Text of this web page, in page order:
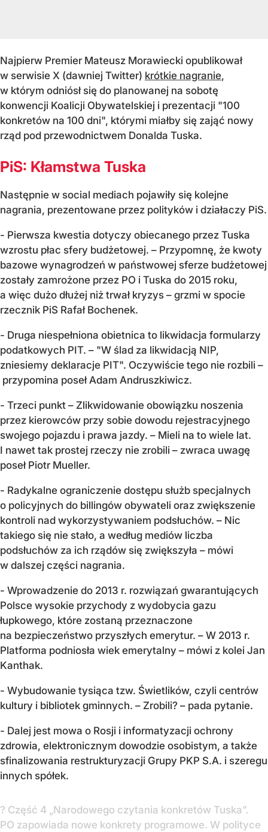
Najpierw Premier Mateusz Morawiecki opublikował
w serwisie X (dawniej Twitter) krótkie nagranie,
w którym odniósł się do planowanej na sobotę
konwencji Koalicji Obywatelskiej i prezentacji "100
konkretów na 100 dni", którymi miałby się zająć nowy
rząd pod przewodnictwem Donalda Tuska.
PiS: Kłamstwa Tuska
Następnie w social mediach pojawiły się kolejne
nagrania, prezentowane przez polityków i działaczy PiS.
- Pierwsza kwestia dotyczy obiecanego przez Tuska
wzrostu płac sfery budżetowej. – Przypomnę, że kwoty
bazowe wynagrodzeń w państwowej sferze budżetowej
zostały zamrożone przez PO i Tuska do 2015 roku,
a więc dużo dłużej niż trwał kryzys – grzmi w spocie
rzecznik PiS Rafał Bochenek.
- Druga niespełniona obietnica to likwidacja formularzy
podatkowych PIT. – "W ślad za likwidacją NIP,
zniesiemy deklaracje PIT". Oczywiście tego nie rozbili –
przypomina poseł Adam Andruszkiwicz.
- Trzeci punkt – Zlikwidowanie obowiązku noszenia
przez kierowców przy sobie dowodu rejestracyjnego
swojego pojazdu i prawa jazdy. – Mieli na to wiele lat.
I nawet tak prostej rzeczy nie zrobili – zwraca uwagę
poseł Piotr Mueller.
- Radykalne ograniczenie dostępu służb specjalnych
o policyjnych do billingów obywateli oraz zwiększenie
kontroli nad wykorzystywaniem podsłuchów. – Nic
takiego się nie stało, a według mediów liczba
podsłuchów za ich rządów się zwiększyła – mówi
w dalszej części nagrania.
- Wprowadzenie do 2013 r. rozwiązań gwarantujących
Polsce wysokie przychody z wydobycia gazu
łupkowego, które zostaną przeznaczone
na bezpieczeństwo przyszłych emerytur. – W 2013 r.
Platforma podniosła wiek emerytalny – mówi z kolei Jan
Kanthak.
- Wybudowanie tysiąca tzw. Świetlików, czyli centrów
kultury i bibliotek gminnych. – Zrobili? – pada pytanie.
- Dalej jest mowa o Rosji i informatyzacji ochrony
zdrowia, elektronicznym dowodzie osobistym, a także
sfinalizowania restrukturyzacji Grupy PKP S.A. i szeregu
innych spółek.
? Część 4 „Narodowego czytania konkretów Tuska”.
PO zapowiada nowe konkrety programowe. W polityce